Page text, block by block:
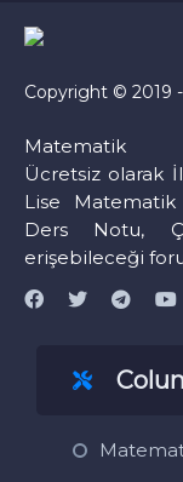
Copyright © 2019
Matematik
Ücretsiz olarak
Lise Matematik
Ders Notu,
erişebileceği